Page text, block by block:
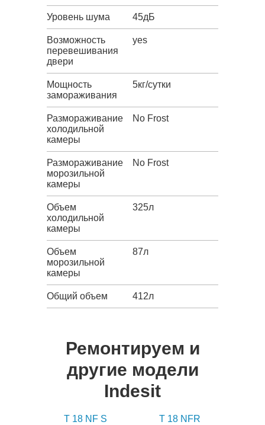
Уровень шума 45дБ
Возможность
перевешивания
двери
yes
Мощность
замораживания
5кг/сутки
Размораживание
холодильной
камеры
No Frost
Размораживание
морозильной
камеры
No Frost
Объем
холодильной
камеры
325л
Объем
морозильной
камеры
87л
Общий объем 412л
Ремонтируем и
другие модели
Indesit
T 18 NF S
T 18 NFR